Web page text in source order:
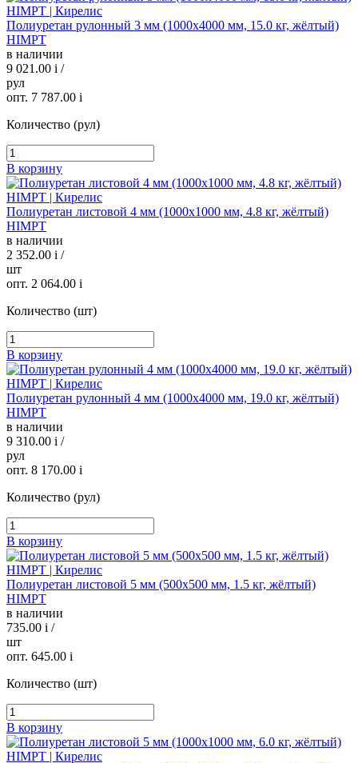
Полиуретан рулонный 3 мм (1000х4000 мм, 15.0 кг, жёлтый)
HIMPT
в наличии
9 021.00 i /
рул
опт. 7 787.00 i
Количество (рул)
В корзину
Полиуретан листовой 4 мм (1000х1000 мм, 4.8 кг, жёлтый)
HIMPT
в наличии
2 352.00 i /
шт
опт. 2 064.00 i
Количество (шт)
В корзину
Полиуретан рулонный 4 мм (1000х4000 мм, 19.0 кг, жёлтый)
HIMPT
в наличии
9 310.00 i /
рул
опт. 8 170.00 i
Количество (рул)
В корзину
Полиуретан листовой 5 мм (500х500 мм, 1.5 кг, жёлтый)
HIMPT
в наличии
735.00 i /
шт
опт. 645.00 i
Количество (шт)
В корзину